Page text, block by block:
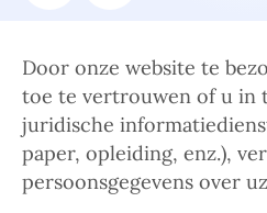
Door onze website te
toe te vertrouwen of u in
juridische
paper, opleiding, enz.),
persoonsgegevens over